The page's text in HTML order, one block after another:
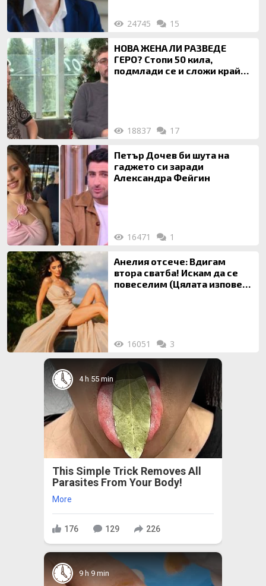
24745 15
НОВА ЖЕНА ЛИ РАЗВЕДЕ
ГЕРО? Стопи 50 кила,
подмлади се и сложи край
18837 17
Петър Дочев би шута на
гаджето си заради
Александра Фейгин
16471 1
Анелия отсече: Вдигам
втора сватба! Искам да се
повеселим (Цялата изповед
16051 3
4 h 55 min
This Simple Trick Removes All
Parasites From Your Body!
More
176 129 226
9 h 9 min